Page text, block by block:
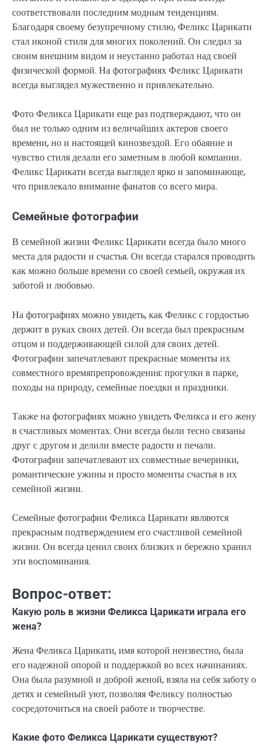
соответствовали последним модным тенденциям.
Благодаря своему безупречному стилю, Феликс Царикати
стал иконой стиля для многих поколений. Он следил за
своим внешним видом и неустанно работал над своей
физической формой. На фотографиях Феликс Царикати
всегда выглядел мужественно и привлекательно.
Фото Феликса Царикати еще раз подтверждают, что он
был не только одним из величайших актеров своего
времени, но и настоящей кинозвездой. Его обаяние и
чувство стиля делали его заметным в любой компании.
Феликс Царикати всегда выглядел ярко и запоминающе,
что привлекало внимание фанатов со всего мира.
Семейные фотографии
В семейной жизни Феликс Царикати всегда было много
места для радости и счастья. Он всегда старался проводить
как можно больше времени со своей семьей, окружая их
заботой и любовью.
На фотографиях можно увидеть, как Феликс с гордостью
держит в руках своих детей. Он всегда был прекрасным
отцом и поддерживающей силой для своих детей.
Фотографии запечатлевают прекрасные моменты их
совместного времяпрепровождения: прогулки в парке,
походы на природу, семейные поездки и праздники.
Также на фотографиях можно увидеть Феликса и его жену
в счастливых моментах. Они всегда были тесно связаны
друг с другом и делили вместе радости и печали.
Фотографии запечатлевают их совместные вечеринки,
романтические ужины и просто моменты счастья в их
семейной жизни.
Семейные фотографии Феликса Царикати являются
прекрасным подтверждением его счастливой семейной
жизни. Он всегда ценил своих близких и бережно хранил
эти воспоминания.
Вопрос-ответ:
Какую роль в жизни Феликса Царикати играла его
жена?
Жена Феликса Царикати, имя которой неизвестно, была
его надежной опорой и поддержкой во всех начинаниях.
Она была разумной и доброй женой, взяла на себя заботу о
детях и семейный уют, позволяя Феликсу полностью
сосредоточиться на своей работе и творчестве.
Какие фото Феликса Царикати существуют?